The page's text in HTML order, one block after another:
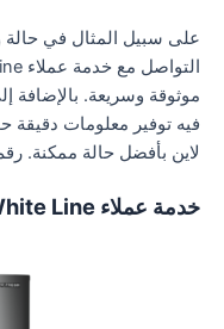
على سبيل المثال في
موثوقة وسريعة. بالإضافة
فيه توفير معلومات
لاين بأفضل حالة ممكنة. رقم الهاتف
خدمة عملاء White Line في المنيا